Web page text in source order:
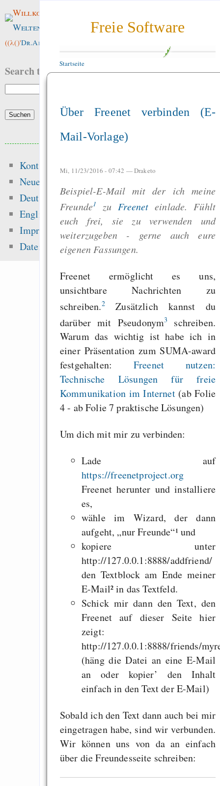
Freie Software
Startseite
Über Freenet verbinden (E-
Mail-Vorlage)
Mi, 11/23/2016 - 07:42 —Draketo
Beispiel-E-Mail mit der ich meine
Freunde1 zu Freenet einlade. Fühlt
euch frei, sie zu verwenden und
weiterzugeben - gerne auch eure
eigenen Fassungen.
Freenet ermöglicht es uns,
unsichtbare Nachrichten zu
schreiben.2Zusätzlich kannst du
darüber mit Pseudonym3
schreiben.
Warum das wichtig ist habe ich in
einer Präsentation zum SUMA-award
festgehalten: Freenet nutzen:
Technische Lösungen für freie
Kommunikation im Internet(ab Folie
4 - ab Folie 7 praktische Lösungen)
Um dich mit mir zu verbinden:
Lade auf
https://freenetproject.org
Freenet herunter und installiere
es,
wähle im Wizard, der dann
aufgeht, „nur Freunde“¹ und
kopiere unter
http://127.0.0.1:8888/addfriend/
den Textblock am Ende meiner
E-Mail² in das Textfeld.
Schick mir dann den Text, den
Freenet auf dieser Seite hier
zeigt:
http://127.0.0.1:8888/friends/
(häng die Datei an eine E-Mail
an oder kopier’ den Inhalt
einfach in den Text der E-Mail)
Sobald ich den Text dann auch bei mir
eingetragen habe, sind wir verbunden.
Wir können uns von da an einfach
über die Freundesseite schreiben:
Willkommen im
Weltenwald
((λ()'Dr.ArneBab
Search this site:
Kontakt
Neue Inhalte
Deutsch
English
Impressum
Datenschutz
Beliebte Inhalte
Heute:
Freenet / Hyphanet
Erhaltet eure
eure Besucher und
selbst
Die erste Million
schwerste: Der
Fehler
Söder Dödel-Film
Zuletzt angezeigt:
Die Würde des
Trump und Goldman
NEWS file without
beschädigt
politisches Ziel
Draketo neu: Beiträge
Alltag in
Klimaneutralen Welt
Nebelfest -
Rissen
Curb impacts
EU sovereignty
Es gibt Fakten
Measured
Graben-Neudorf,
Draketo neu: